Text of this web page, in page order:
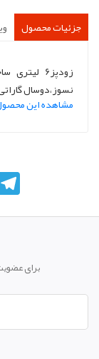
جزئیات محصول
زودپز6
نسوز،دوسال
مشاهده این
برای